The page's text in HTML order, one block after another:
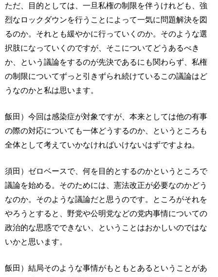
ただ、目的としては、一旦私権の制限を伴うけれども、強
烈なロックダウンを行うことによって一気に問題解決を図
るのか。それとも緩やかに行っていくのか。そのような選
択肢になっていくのですが、そこについてどうあるべき
か、という議論をするのが先決であるにも関わらず、私権
の制限についてずっと引きずられ続けているこの議論はど
うなのかと私は思います。
飯田）今回は感染症が対象ですが、本来としては他の有事
の際の対応についても一体どうするのか、というところも
全体として考えていかなければいけないはずですよね。
須田）ゼロベースで、何を目的とするのかというところで
議論を始める。そのためには、憲法改正が必要なのかどう
なのか。そのような議論だと思うのです。ところがそれを
やろうとすると、野党や公明党などの党内事情についての
政治的な思惑でできない、ということはおかしいのではな
いかと思います。
飯田）結局そのような事情がもともとあるということがあ